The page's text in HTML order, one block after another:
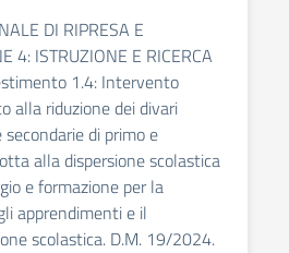
DI RIPRESA E
4: ISTRUZIONE E RICERCA
1.4: Intervento
alla riduzione dei divari
di primo e
alla dispersione scolastica
e formazione per la
apprendimenti e il
scolastica. D.M. 19/2024.